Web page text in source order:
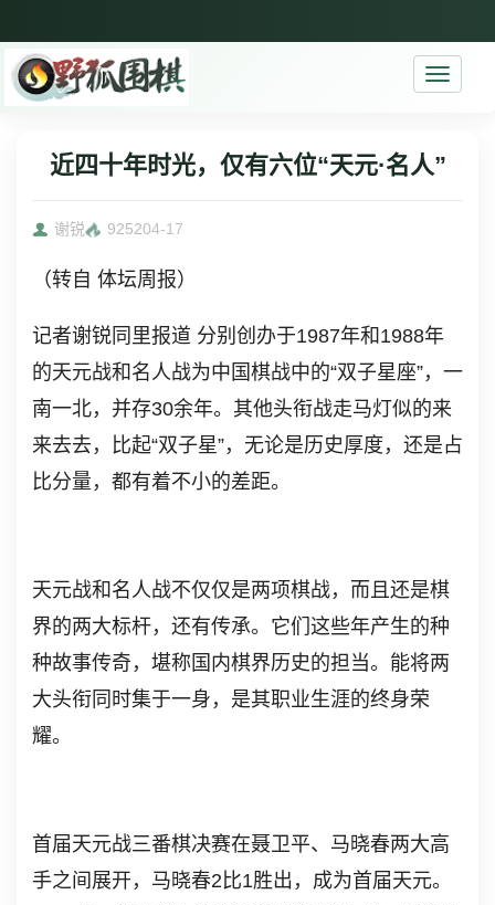
Toggle
近四十年时光，仅有六位“天元·名人”
谢锐 925204-17
（转自 体坛周报）
记者谢锐同里报道 分别创办于1987年和1988年
的天元战和名人战为中国棋战中的“双子星座”，一
南一北，并存30余年。其他头衔战走马灯似的来
来去去，比起“双子星”，无论是历史厚度，还是占
比分量，都有着不小的差距。
天元战和名人战不仅仅是两项棋战，而且还是棋
界的两大标杆，还有传承。它们这些年产生的种
种故事传奇，堪称国内棋界历史的担当。能将两
大头衔同时集于一身，是其职业生涯的终身荣
耀。
首届天元战三番棋决赛在聂卫平、马晓春两大高
手之间展开，马晓春2比1胜出，成为首届天元。